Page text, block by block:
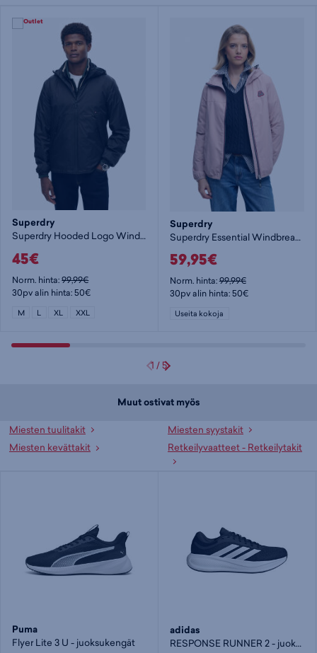
Superdry
Superdry Hooded Logo Windbreaker Jacket - miesten tuulitakki
45€
Norm. hinta:99,99€
30pv alin hinta: 50€
M L XL XXL
Superdry
Superdry Essential Windbreaker - naisten tuulitakki
59,95€
Norm. hinta:99,99€
30pv alin hinta: 50€
Useita kokoja
1 /5
Muut ostivat myös
Miesten tuulitakit
Miesten syystakit
Miesten kevättakit
Retkeilyvaatteet - Retkeilytakit
Puma
Flyer Lite 3 U - juoksukengät
adidas
RESPONSE RUNNER 2 - juoksukengät